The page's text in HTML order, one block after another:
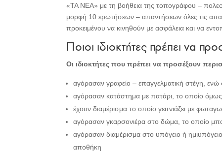
«TA NEA» με τη βοήθεια της τοπογράφου –
μορφή 10 ερωτήσεων – απαντήσεων όλες τις
προκειμένου να κινηθούν με ασφάλεια και να
Ποιοι ιδιοκτήτες πρέπει να
Οι ιδιοκτήτες που πρέπει να προσέξουν
αγόρασαν γραφείο – επαγγελματική στέγη, ενώ
αγόρασαν κατάστημα με πατάρι, το οποίο
έχουν διαμέρισμα το οποίο γειτνιάζει με
αγόρασαν γκαρσονιέρα στο δώμα, το οποίο
αγόρασαν διαμέρισμα στο υπόγειο ή
αποθήκη